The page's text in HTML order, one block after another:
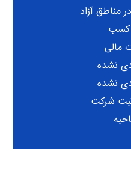
مناطق آزاد
کسب
مالی
نشده
نشده
شرکت